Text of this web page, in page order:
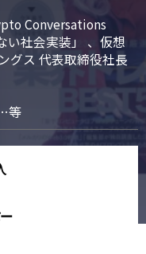
Conversations
い社会実装」 、仮想
グス 代表取締役社長
等